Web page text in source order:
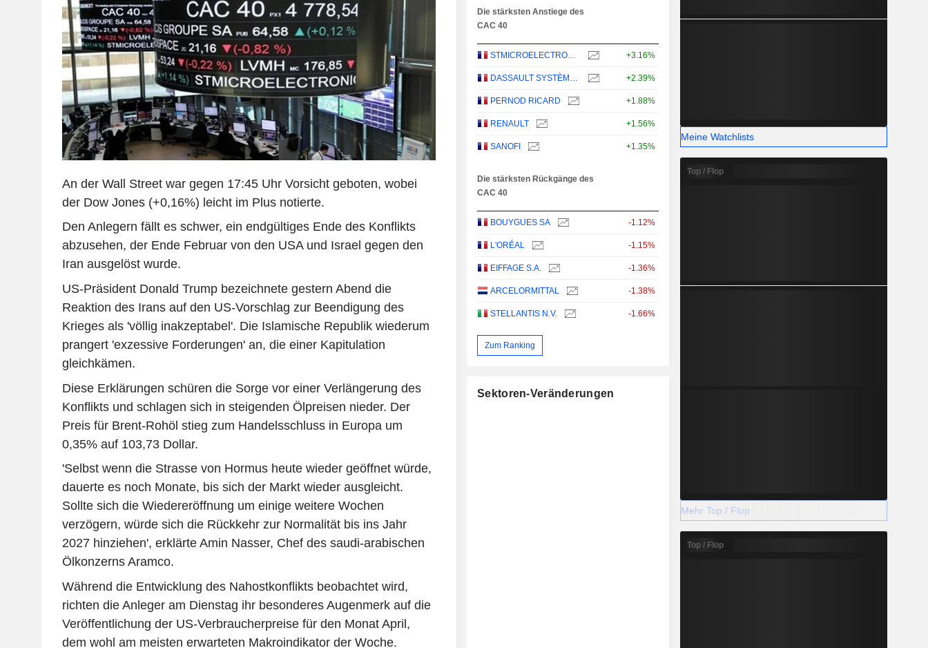
An der Wall Street war gegen 17:45 Uhr Vorsicht geboten, wobei
der Dow Jones (+0,16%) leicht im Plus notierte.
Den Anlegern fällt es schwer, ein endgültiges Ende des Konflikts
abzusehen, der Ende Februar von den USA und Israel gegen den
Iran ausgelöst wurde.
US-Präsident Donald Trump bezeichnete gestern Abend die
Reaktion des Irans auf den US-Vorschlag zur Beendigung des
Krieges als 'völlig inakzeptabel'. Die Islamische Republik wiederum
prangert 'exzessive Forderungen' an, die einer Kapitulation
gleichkämen.
Diese Erklärungen schüren die Sorge vor einer Verlängerung des
Konflikts und schlagen sich in steigenden Ölpreisen nieder. Der
Preis für Brent-Rohöl stieg zum Handelsschluss in Europa um
0,35% auf 103,73 Dollar.
'Selbst wenn die Strasse von Hormus heute wieder geöffnet würde,
dauerte es noch Monate, bis sich der Markt wieder ausgleicht.
Sollte sich die Wiedereröffnung um einige weitere Wochen
verzögern, würde sich die Rückkehr zur Normalität bis ins Jahr
2027 hinziehen', erklärte Amin Nasser, Chef des saudi-arabischen
Ölkonzerns Aramco.
Während die Entwicklung des Nahostkonflikts beobachtet wird,
richten die Anleger am Dienstag ihr besonderes Augenmerk auf die
Veröffentlichung der US-Verbraucherpreise für den Monat April,
dem wohl am meisten erwarteten Makroindikator der Woche.
Die stärksten Anstiege des
CAC 40
STMICROELECTRONICS N.V. +3.16%
DASSAULT SYSTÈMES SE +2.39%
PERNOD RICARD +1.88%
RENAULT +1.56%
SANOFI +1.35%
Die stärksten Rückgänge des
CAC 40
BOUYGUES SA -1.12%
L'ORÉAL -1.15%
EIFFAGE S.A. -1.36%
ARCELORMITTAL -1.38%
STELLANTIS N.V. -1.66%
Zum Ranking
Sektoren-Veränderungen
Meine Watchlists
Top / Flop
Mehr Top / Flop
Top / Flop